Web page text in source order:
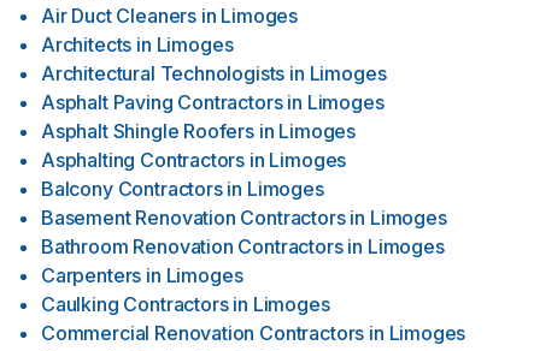
Air Duct Cleaners in Limoges
Architects in Limoges
Architectural Technologists in Limoges
Asphalt Paving Contractors in Limoges
Asphalt Shingle Roofers in Limoges
Asphalting Contractors in Limoges
Balcony Contractors in Limoges
Basement Renovation Contractors in Limoges
Bathroom Renovation Contractors in Limoges
Carpenters in Limoges
Caulking Contractors in Limoges
Commercial Renovation Contractors in Limoges